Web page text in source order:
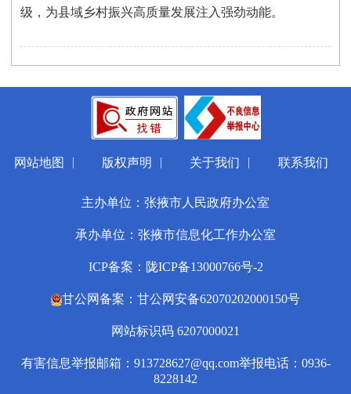
级，为县域乡村振兴高质量发展注入强劲动能。
网站地图 | 版权声明 | 关于我们 | 联系我们
主办单位：张掖市人民政府办公室
承办单位：张掖市信息化工作办公室
ICP备案：陇ICP备13000766号-2
甘公网备案：甘公网安备62070202000150号
网站标识码 6207000021
有害信息举报邮箱：913728627@qq.com举报电话：0936-
8228142